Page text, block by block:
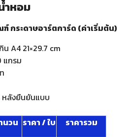
ำหอม
กระดาษอาร์ตการ์ด (ค่าเริ่มต้น)
A4 21×29.7 cm
แกรม
หลังยืนยันแบบ
นวน ราคา / ใบ ราคารวม